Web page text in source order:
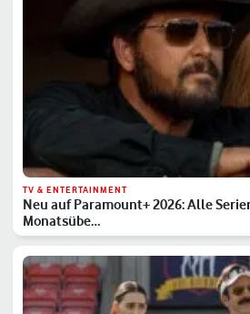
TV & ENTERTAINMENT
Neu auf Paramount+ 2026: Alle
Monatsübe…